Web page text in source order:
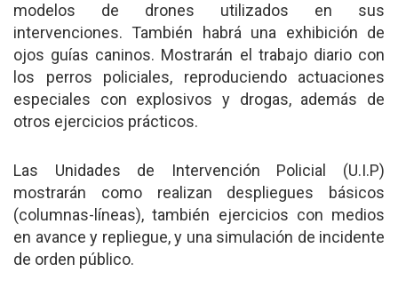
modelos de drones utilizados en sus
intervenciones. También habrá una exhibición de
ojos guías caninos. Mostrarán el trabajo diario con
los perros policiales, reproduciendo actuaciones
especiales con explosivos y drogas, además de
otros ejercicios prácticos.
Las Unidades de Intervención Policial (U.I.P)
mostrarán como realizan despliegues básicos
(columnas-líneas), también ejercicios con medios
en avance y repliegue, y una simulación de incidente
de orden público.